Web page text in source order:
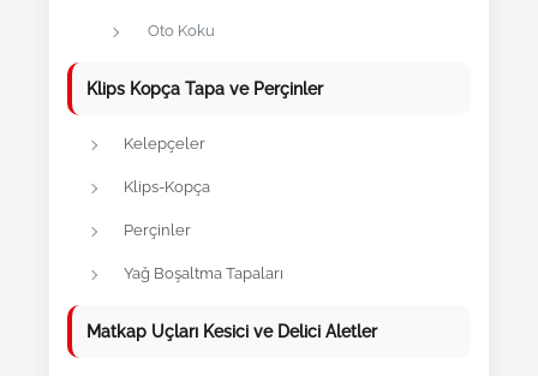
Oto Koku
Klips Kopça Tapa ve Perçinler
Kelepçeler
Klips-Kopça
Perçinler
Yağ Boşaltma Tapaları
Matkap Uçları Kesici ve Delici Aletler